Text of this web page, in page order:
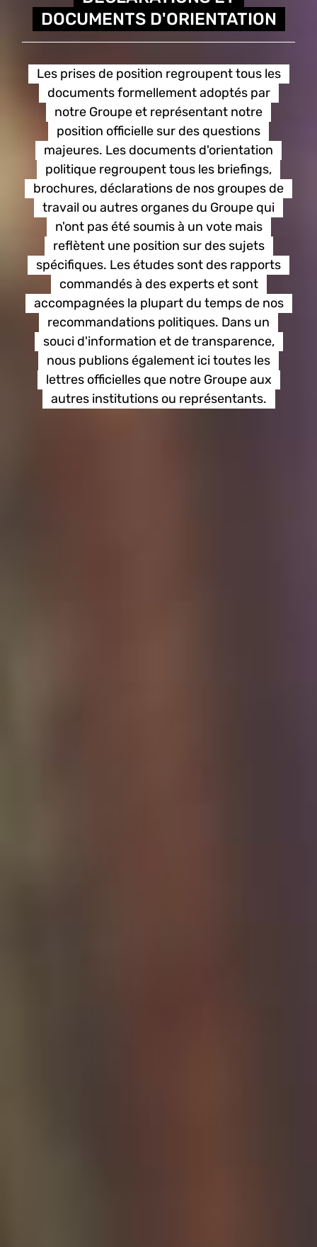
DOCUMENTS D'ORIENTATION
Les prises de position regroupent tous les
documents formellement adoptés par
notre Groupe et représentant notre
position officielle sur des questions
majeures. Les documents d'orientation
politique regroupent tous les briefings,
brochures, déclarations de nos groupes de
travail ou autres organes du Groupe qui
n'ont pas été soumis à un vote mais
reflètent une position sur des sujets
spécifiques. Les études sont des rapports
commandés à des experts et sont
accompagnées la plupart du temps de nos
recommandations politiques. Dans un
souci d'information et de transparence,
nous publions également ici toutes les
lettres officielles que notre Groupe aux
autres institutions ou représentants.